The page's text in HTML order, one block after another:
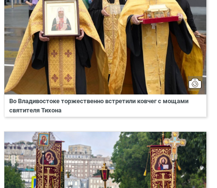
Во Владивостоке торжественно встретили ковчег с мощами
святителя Тихона